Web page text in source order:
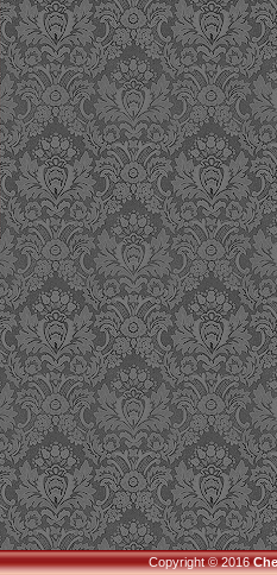
Copyright © 2016